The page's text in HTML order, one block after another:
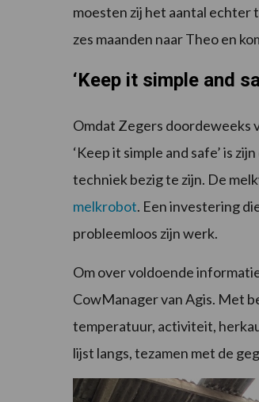
moesten zij het aantal
zes maanden naar Theo en
‘Keep it simple and
Omdat Zegers doordeweeks
‘Keep it simple and safe’ is
techniek bezig te zijn. De
melkrobot. Een investering
probleemloos zijn werk.
Om over voldoende
CowManager van Agis. Met
temperatuur, activiteit,
lijst langs, tezamen met de